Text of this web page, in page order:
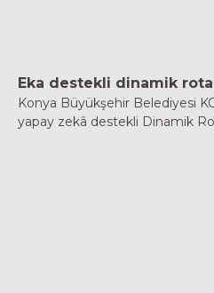
Eka destekli dinamik
Konya Büyükşehir Belediyesi
yapay zekâ destekli Dinamik